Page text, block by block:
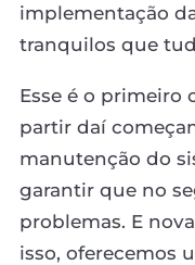
implementação
tranquilos que
Esse é o primeiro
partir daí
manutenção do
garantir que no
problemas. E
isso, oferecemos